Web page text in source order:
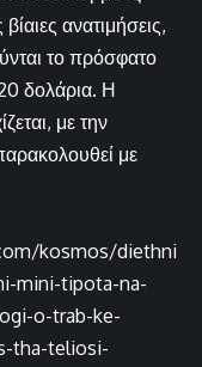
ανατιμήσεις,
το πρόσφατο
δολάρια. Η
με την
με
kosmos/diethni
mini-tipota-na-
o-trab-ke-
tha-teliosi-